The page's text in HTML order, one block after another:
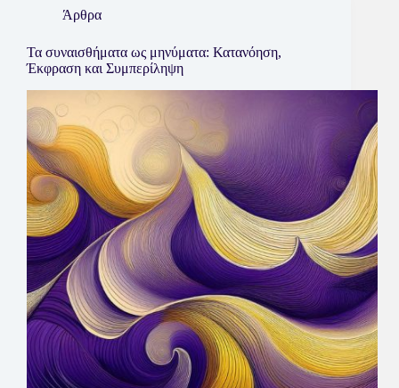
Άρθρα
Τα συναισθήματα ως μηνύματα: Κατανόηση,
Έκφραση και Συμπερίληψη